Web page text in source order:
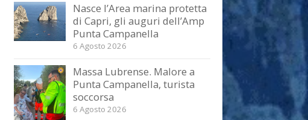
Nasce l’Area marina protetta
di Capri, gli auguri dell’Amp
Punta Campanella
6 Agosto 2026
Massa Lubrense. Malore a
Punta Campanella, turista
soccorsa
6 Agosto 2026